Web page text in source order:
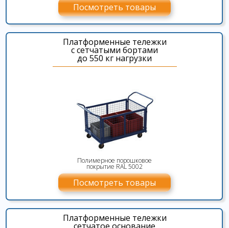
Посмотреть товары
Платформенные тележки
Посмотреть товары
Полимерное порошковое
покрытие RAL 5002
Платформенные тележки
с сетчатыми бортами
до 550 кг нагрузки